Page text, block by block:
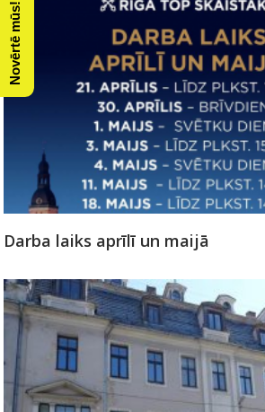
Darba laiks aprīlī un maijā
Novērtē mūs!